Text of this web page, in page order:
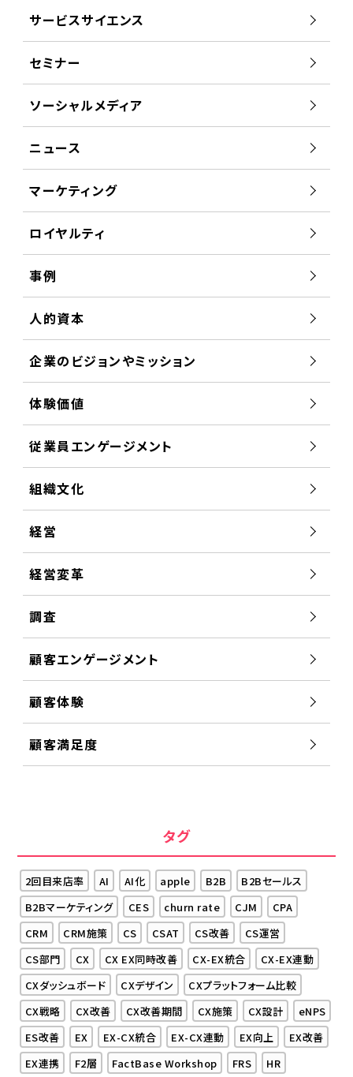
サービスサイエンス
セミナー
ソーシャルメディア
ニュース
マーケティング
ロイヤルティ
事例
人的資本
企業のビジョンやミッション
体験価値
従業員エンゲージメント
組織文化
経営
経営変革
調査
顧客エンゲージメント
顧客体験
顧客満足度
タグ
2回目来店率 AI AI化 apple B2B
B2Bセールス
B2Bマーケティング
CES churn rate CJM
CPA
CRM
CRM施策 CS CSAT CS改善
CS運営
CS部門
CX CX EX同時改善 CX-EX統合
CX-EX連動
CXダッシュボード
CXデザイン
CXプラットフォーム比較
CX戦略
CX改善 CX改善期間 CX施策 CX設計
eNPS
ES改善
EX EX-CX統合 EX-CX連動 EX向上
EX改善
EX連携
F2層 FactBase Workshop FRS
HR